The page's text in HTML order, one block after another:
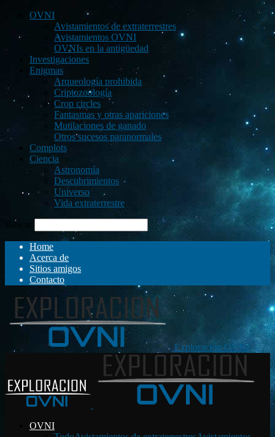
OVNI
Avistamientos de extraterrestres
Avistamientos OVNI
OVNIs en la antigüedad
Investigaciones
Enigmas
Arqueología prohibida
Criptozoología
Crop circles
Fantasmas y otras apariciones
Mutilaciones de ganado
Otros sucesos paranormales
Complots
Ciencia
Astronomía
Descubrimientos
Universo
Vida extraterrestre
Buscar
Home
Acerca de
Sitios amigos
Contacto
Exploración OVNI
OVNI